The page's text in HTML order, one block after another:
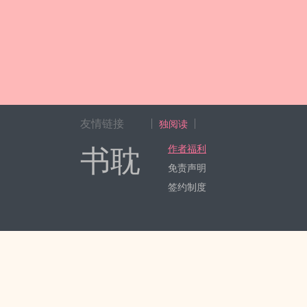
友情链接 独阅读
书耽
作者福利
免责声明
签约制度